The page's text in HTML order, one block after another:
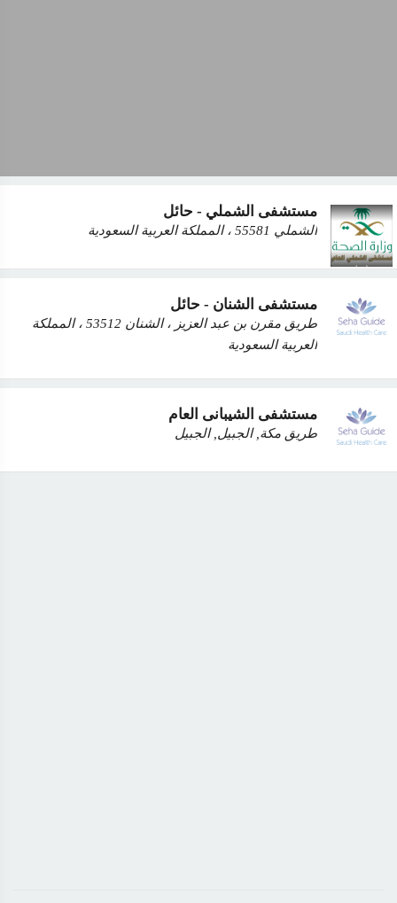
مستشفى الشملي - حائل
الشملي 55581 ، المملكة العربية السعودية
مستشفى الشنان - حائل
طريق مقرن بن عبد العزيز ، الشنان 53512 ، المملكة
العربية السعودية
مستشفى الشيبانى العام
طريق مكة, الجبيل, الجبيل